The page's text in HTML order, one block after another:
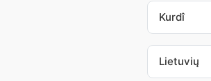
Kurdî
Lietuvių